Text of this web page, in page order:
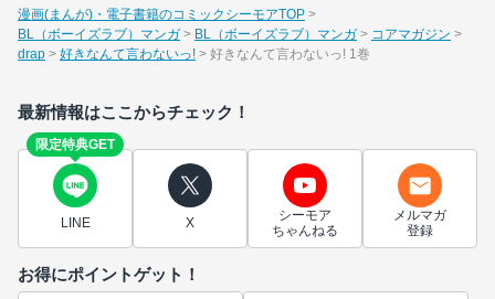
漫画(まんが)・電子書籍のコミックシーモアTOP
BL（ボーイズラブ）マンガ
BL（ボーイズラブ）マンガ
コアマガジン
drap
好きなんて言わないっ! 好きなんて言わないっ! 1巻
最新情報はここからチェック！
限定特典GET
LINE X
シーモア
ちゃんねる
メルマガ
登録
お得にポイントゲット！